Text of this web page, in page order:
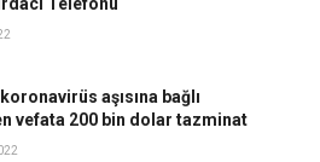
aşısına bağlı
vefata 200 bin dolar tazminat